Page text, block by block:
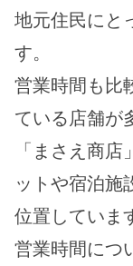
地元住民にと
す。
営業時間も比
ている店舗が
「まさえ商
ットや宿泊施
位置していま
営業時間につ